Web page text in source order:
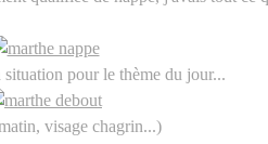
pour le thème du jour...
visage chagrin...)